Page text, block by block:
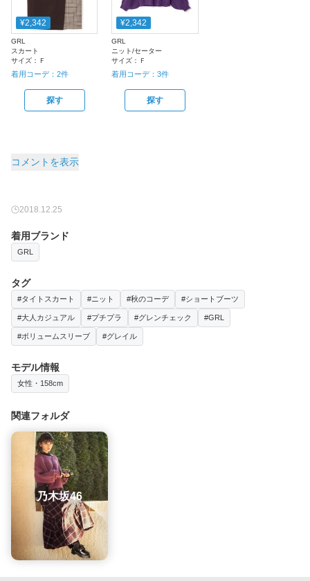
¥2,342
GRL
スカート
サイズ：
Ｆ
着用コーデ： 2件
探す
¥2,342
GRL
ニット/セーター
サイズ：
Ｆ
着用コーデ：3件
探す
コメントを表示
2018.12.25
着用ブランド
GRL
タグ
#タイトスカート #ニット #秋のコーデ #ショートブーツ
#大人カジュアル #プチプラ #グレンチェック #GRL
#ボリュームスリーブ #グレイル
モデル情報
女性・158cm
関連フォルダ
乃木坂46